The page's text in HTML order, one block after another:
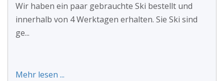
Wir haben ein paar gebrauchte Ski bestellt und
innerhalb von 4 Werktagen erhalten. Sie Ski sind
ge...
Mehr lesen ...